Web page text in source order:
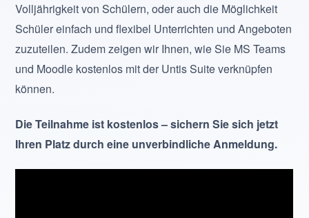
Volljährigkeit von Schülern, oder auch die Möglichkeit
Schüler einfach und flexibel Unterrichten und Angeboten
zuzuteilen. Zudem zeigen wir Ihnen, wie Sie MS Teams
und Moodle kostenlos mit der Untis Suite verknüpfen
können.
Die Teilnahme ist kostenlos – sichern Sie sich jetzt
Ihren Platz durch eine unverbindliche Anmeldung.